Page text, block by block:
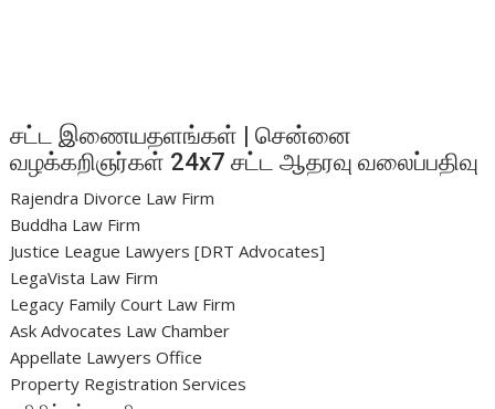
சட்ட இணையதளங்கள் | சென்னை
வழக்கறிஞர்கள் 24x7 சட்ட ஆதரவு வலைப்பதிவு
Rajendra Divorce Law Firm
Buddha Law Firm
Justice League Lawyers [DRT Advocates]
LegaVista Law Firm
Legacy Family Court Law Firm
Ask Advocates Law Chamber
Appellate Lawyers Office
Property Registration Services